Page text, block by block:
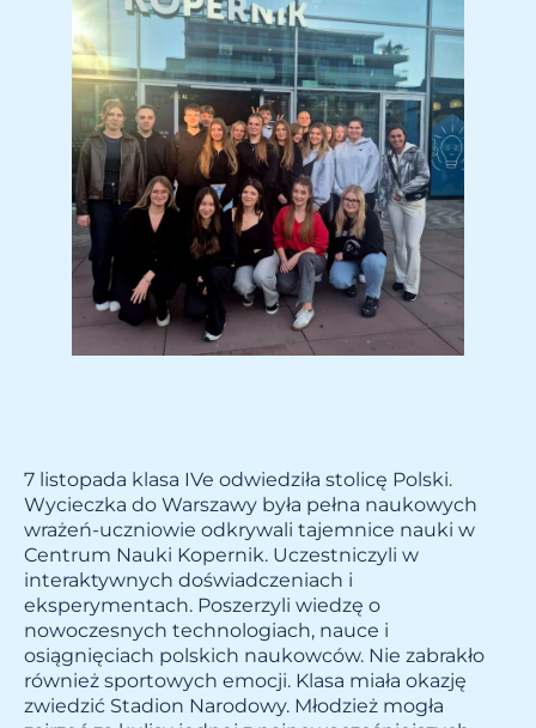
7 listopada klasa IVe odwiedziła stolicę Polski.
Wycieczka do Warszawy była pełna naukowych
wrażeń-uczniowie odkrywali tajemnice nauki w
Centrum Nauki Kopernik. Uczestniczyli w
interaktywnych doświadczeniach i
eksperymentach. Poszerzyli wiedzę o
nowoczesnych technologiach, nauce i
osiągnięciach polskich naukowców. Nie zabrakło
również sportowych emocji. Klasa miała okazję
zwiedzić Stadion Narodowy. Młodzież mogła